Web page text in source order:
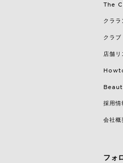
The
クララ
クラブ
店舗リ
採用情
会社概
フォ